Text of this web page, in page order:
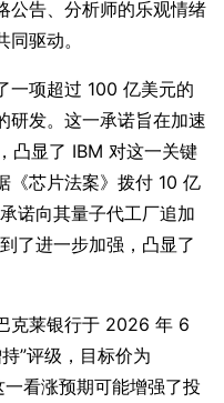
公告、分析师的乐观情绪
驱动。
一项超过 100 亿美元的
研发。这一承诺旨在加速
凸显了 IBM 对这一关键
《芯片法案》拨付 10 亿
诺向其量子代工厂追加
了进一步加强，凸显了
克莱银行于 2026 年 6
”评级，目标价为
看涨预期可能增强了投